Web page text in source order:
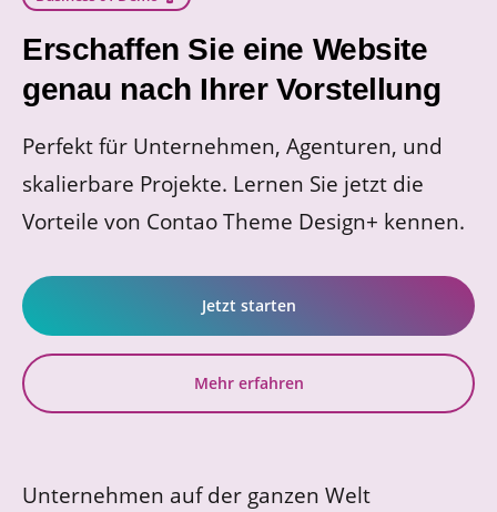
Erschaffen Sie eine Website
genau nach Ihrer Vorstellung
Perfekt für Unternehmen, Agenturen, und
skalierbare Projekte. Lernen Sie jetzt die
Vorteile von Contao Theme Design+ kennen.
Jetzt starten
Mehr erfahren
Unternehmen auf der ganzen Welt